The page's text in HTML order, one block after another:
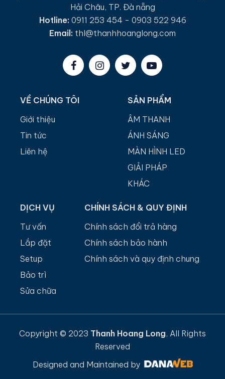
Hải Châu, TP. Đà nẵng
Hotline: 0911 253 454 - 0903 522 946
Email: thl@thanhhoanglong.com
VỀ CHÚNG TÔI
Giới thiệu
Tin tức
Liên hệ
SẢN PHẨM
ÂM THANH
ÁNH SÁNG
MÀN HÌNH LED
GIẢI PHÁP
KHÁC
DỊCH VỤ
Tư vấn
Lắp đặt
Setup
Bảo trì
Sửa chữa
CHÍNH SÁCH & QUY ĐỊNH
Chính sách đổi trả hàng
Chính sách bảo hành
Chính sách và quy định chung
Copyright © 2023 Thanh Hoang Long, All Rights
Reserved
Designed and Maintained by